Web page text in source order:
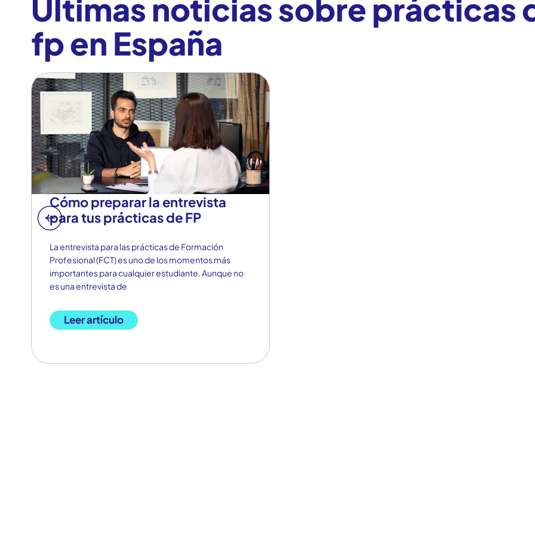
Últimas noticias sobre prácticas
fp en España
Cómo preparar la entrevista
para tus prácticas de FP
La entrevista para las prácticas de Formación
Profesional (FCT) es uno de los momentos más
importantes para cualquier estudiante. Aunque no
es una entrevista de
Leer artículo